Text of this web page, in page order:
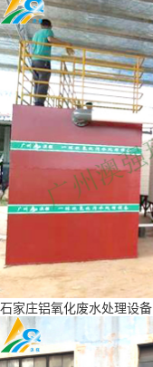
石家庄铝氧化废水处理设备